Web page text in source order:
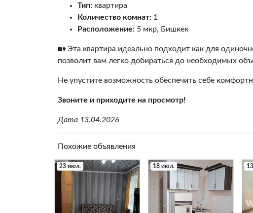
Тип: квартира
Количество комнат: 1
Расположение: 5 мкр, Бишкек
🏡 Эта квартира идеально подходит как для
позволит вам легко добираться до необходимых
Не упустите возможность обеспечить себе
Звоните и приходите на просмотр!
Дата 13.04.2026
Похожие объявления
23 июл. 18 июл.